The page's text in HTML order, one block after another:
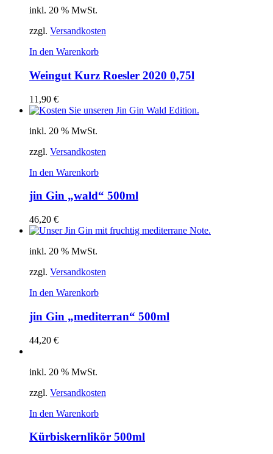
inkl. 20 % MwSt.
zzgl. Versandkosten
In den Warenkorb
Weingut Kurz Roesler 2020 0,75l
11,90 €
inkl. 20 % MwSt.
zzgl. Versandkosten
In den Warenkorb
jin Gin „wald“ 500ml
46,20 €
inkl. 20 % MwSt.
zzgl. Versandkosten
In den Warenkorb
jin Gin „mediterran“ 500ml
44,20 €
inkl. 20 % MwSt.
zzgl. Versandkosten
In den Warenkorb
Kürbiskernlikör 500ml